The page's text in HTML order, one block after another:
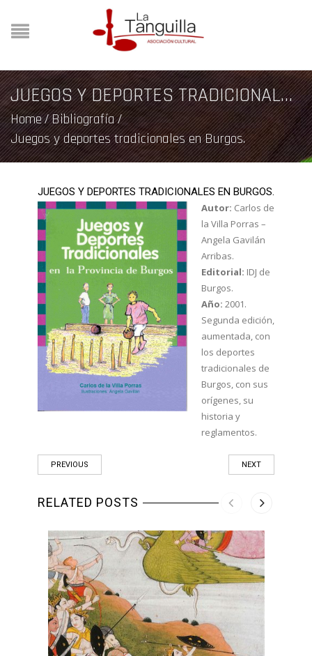
JUEGOS Y DEPORTES TRADICIONALES EN BURGOS.
Home/Bibliografía/
Juegos y deportes tradicionales en Burgos.
JUEGOS Y DEPORTES TRADICIONALES EN BURGOS.
Autor: Carlos de
la Villa Porras –
Angela Gavilán
Arribas.
Editorial: IDJ de
Burgos.
Año: 2001.
Segunda edición,
aumentada, con
los deportes
tradicionales de
Burgos, con sus
orígenes, su
historia y
reglamentos.
PREVIOUS NEXT
RELATED POSTS